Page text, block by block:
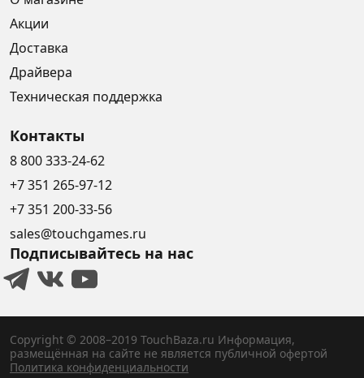
Акции
Доставка
Драйвера
Техническая поддержка
Контакты
8 800 333-24-62
+7 351 265-97-12
+7 351 200-33-56
sales@touchgames.ru
Подписывайтесь на нас
Copyright © 2008–2019 TouchBaza.ru Информация,
размещённая на сайте не является публичной офертой
Политика конфиденциальности